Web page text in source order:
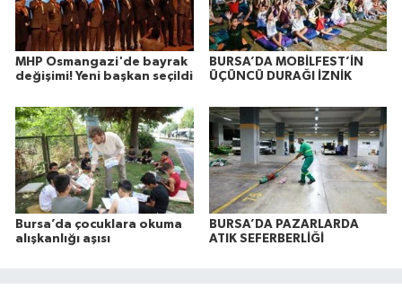
MHP Osmangazi'de bayrak
değişimi! Yeni başkan seçildi
BURSA’DA MOBİLFEST’İN
ÜÇÜNCÜ DURAĞI İZNİK
Bursa’da çocuklara okuma
alışkanlığı aşısı
BURSA’DA PAZARLARDA
ATIK SEFERBERLİĞİ